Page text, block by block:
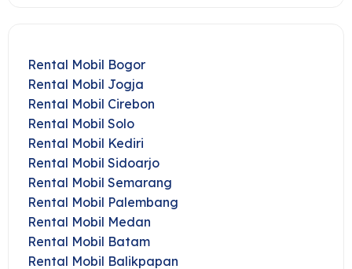
Rental Mobil Bogor
Rental Mobil Jogja
Rental Mobil Cirebon
Rental Mobil Solo
Rental Mobil Kediri
Rental Mobil Sidoarjo
Rental Mobil Semarang
Rental Mobil Palembang
Rental Mobil Medan
Rental Mobil Batam
Rental Mobil Balikpapan